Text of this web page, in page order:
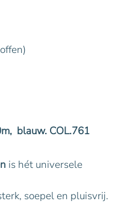
blauw. COL.761
is hét universele
soepel en pluisvrij.